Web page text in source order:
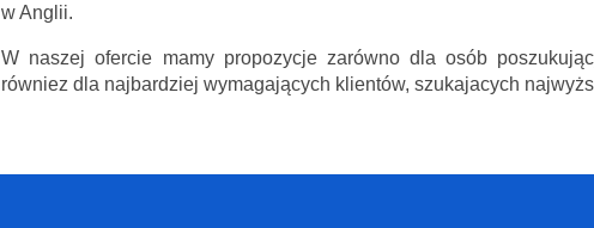
w Anglii.
W naszej ofercie mamy propozycje zarówno dla osób
równiez dla najbardziej wymagających klientów, szukajacych